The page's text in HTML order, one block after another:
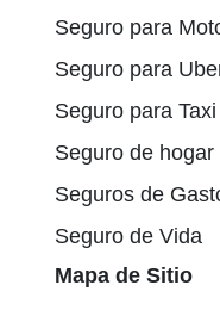
Seguro para
Seguro para
Seguro para Taxi
Seguro de hogar
Seguros de
Seguro de Vida
Mapa de Sitio